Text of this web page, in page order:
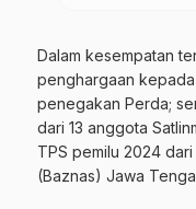
Dalam kesempatan
penghargaan
penegakan Perda;
dari 13 anggota
TPS pemilu 2024
(Baznas) Jawa